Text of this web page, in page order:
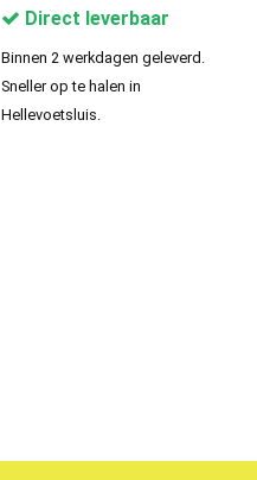
Direct leverbaar
Binnen 2 werkdagen geleverd.
Sneller op te halen in
Hellevoetsluis.